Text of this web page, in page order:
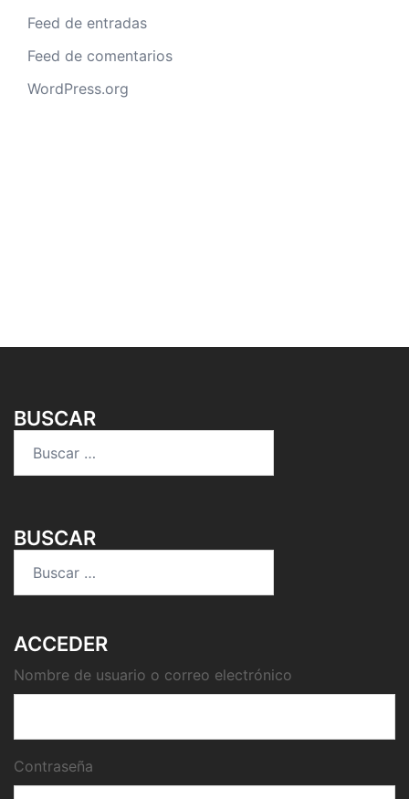
Feed de entradas
Feed de comentarios
WordPress.org
BUSCAR
BUSCAR
ACCEDER
Nombre de usuario o correo electrónico
Contraseña